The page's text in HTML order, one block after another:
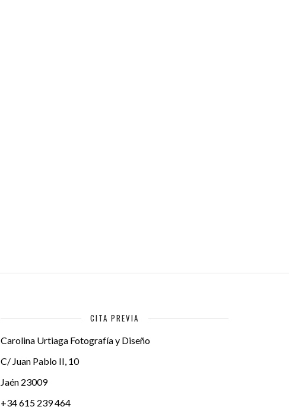
CITA PREVIA
Carolina Urtiaga Fotografía y Diseño
C/ Juan Pablo II, 10
Jaén 23009
+34 615 239 464